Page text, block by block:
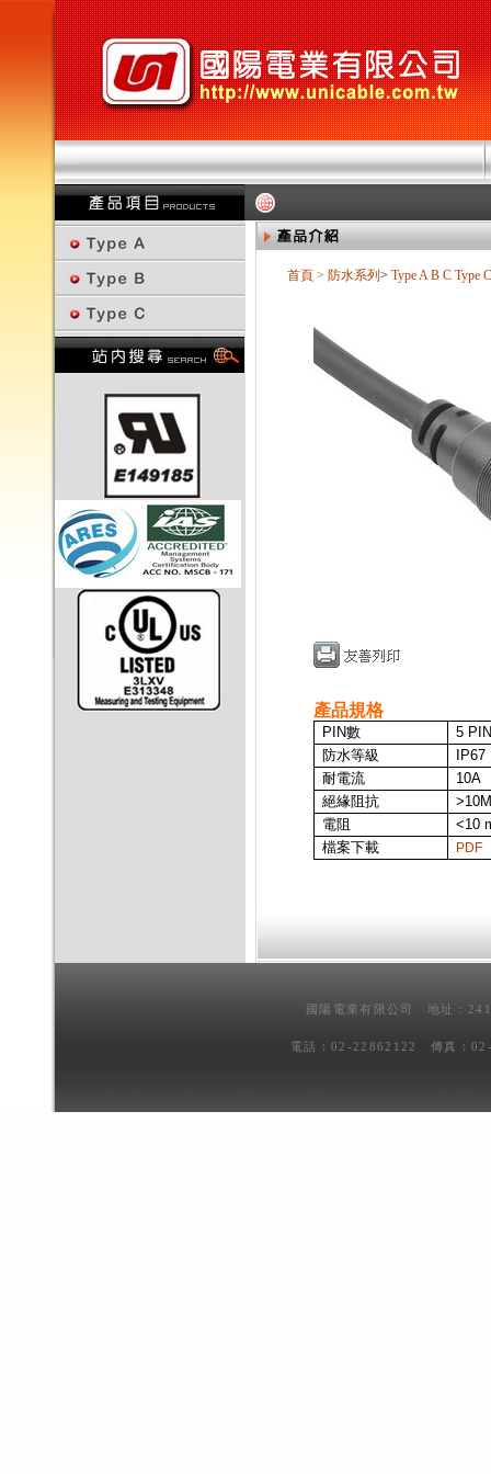
首頁 > 防水系列 > Type A B C Type C
產品規格
PIN數
5
防水等級
IP67
耐電流
10A
絕緣阻抗
電阻
<10
檔案下載
PDF
國陽電業有限公司 地址：
電話：02-22862122 傳真：